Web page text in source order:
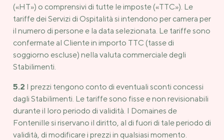
(«HT») o comprensivi di tutte le imposte («TTC»). Le
tariffe dei Servizi di Ospitalità si intendono per camera per
il numero di persone e la data selezionata. Le tariffe sono
confermate al Cliente in importo TTC (tasse di
soggiorno escluse) nella valuta commerciale degli
Stabilimenti.
5.2 I prezzi tengono conto di eventuali sconti concessi
dagli Stabilimenti. Le tariffe sono fisse e non revisionabili
durante il loro periodo di validità. I Domaines de
Fontenille si riservano il diritto, al di fuori di tale periodo di
validità, di modificare i prezzi in qualsiasi momento.